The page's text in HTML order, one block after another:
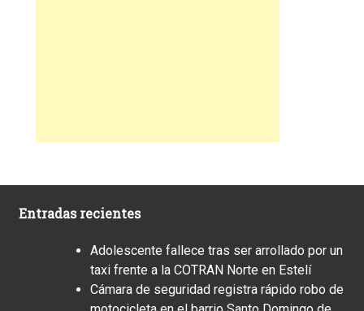
Entradas recientes
Adolescente fallece tras ser arrollado por un
taxi frente a la COTRAN Norte en Estelí
Cámara de seguridad registra rápido robo de